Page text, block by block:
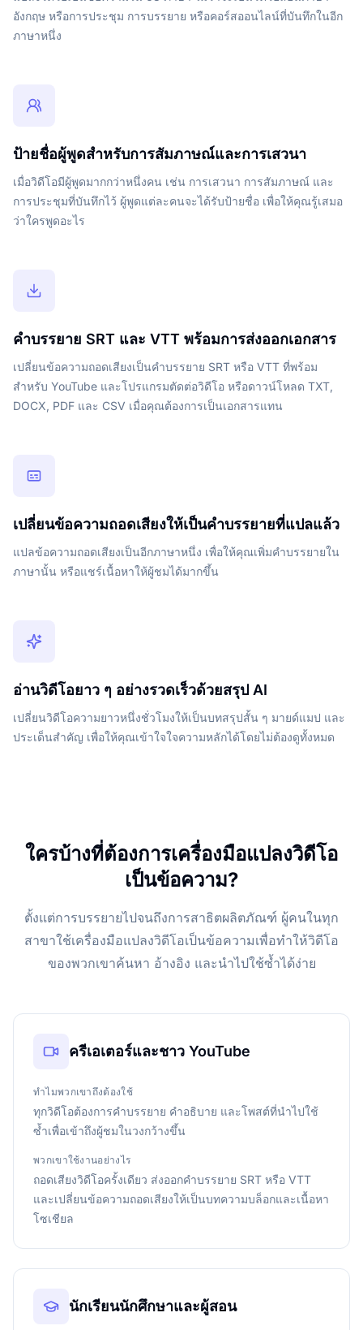
อังกฤษ หรือการประชุม การบรรยาย หรือคอร์สออนไลน์ที่บันทึกในอีก
ภาษาหนึ่ง
ป้ายชื่อผู้พูดสำหรับการสัมภาษณ์และการเสวนา
เมื่อวิดีโอมีผู้พูดมากกว่าหนึ่งคน เช่น การเสวนา การสัมภาษณ์ และ
การประชุมที่บันทึกไว้ ผู้พูดแต่ละคนจะได้รับป้ายชื่อ เพื่อให้คุณรู้เสมอ
ว่าใครพูดอะไร
คำบรรยาย SRT และ VTT พร้อมการส่งออกเอกสาร
เปลี่ยนข้อความถอดเสียงเป็นคำบรรยาย SRT หรือ VTT ที่พร้อม
สำหรับ YouTube และโปรแกรมตัดต่อวิดีโอ หรือดาวน์โหลด TXT,
DOCX, PDF และ CSV เมื่อคุณต้องการเป็นเอกสารแทน
เปลี่ยนข้อความถอดเสียงให้เป็นคำบรรยายที่แปลแล้ว
แปลข้อความถอดเสียงเป็นอีกภาษาหนึ่ง เพื่อให้คุณเพิ่มคำบรรยายใน
ภาษานั้น หรือแชร์เนื้อหาให้ผู้ชมได้มากขึ้น
อ่านวิดีโอยาว ๆ อย่างรวดเร็วด้วยสรุป AI
เปลี่ยนวิดีโอความยาวหนึ่งชั่วโมงให้เป็นบทสรุปสั้น ๆ มายด์แมป และ
ประเด็นสำคัญ เพื่อให้คุณเข้าใจใจความหลักได้โดยไม่ต้องดูทั้งหมด
ใครบ้างที่ต้องการเครื่องมือแปลงวิดีโอ
เป็นข้อความ?
ตั้งแต่การบรรยายไปจนถึงการสาธิตผลิตภัณฑ์ ผู้คนในทุก
สาขาใช้เครื่องมือแปลงวิดีโอเป็นข้อความเพื่อทำให้วิดีโอ
ของพวกเขาค้นหา อ้างอิง และนำไปใช้ซ้ำได้ง่าย
ครีเอเตอร์และชาว YouTube
ทำไมพวกเขาถึงต้องใช้
ทุกวิดีโอต้องการคำบรรยาย คำอธิบาย และโพสต์ที่นำไปใช้
ซ้ำเพื่อเข้าถึงผู้ชมในวงกว้างขึ้น
พวกเขาใช้งานอย่างไร
ถอดเสียงวิดีโอครั้งเดียว ส่งออกคำบรรยาย SRT หรือ VTT
และเปลี่ยนข้อความถอดเสียงให้เป็นบทความบล็อกและเนื้อหา
โซเชียล
นักเรียนนักศึกษาและผู้สอน